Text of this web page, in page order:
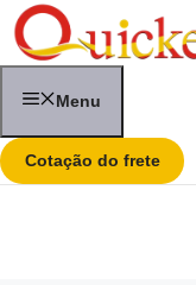
Saltar
para
Menu
Cotação do frete